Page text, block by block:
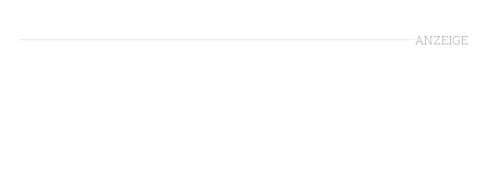
ANZEIGE